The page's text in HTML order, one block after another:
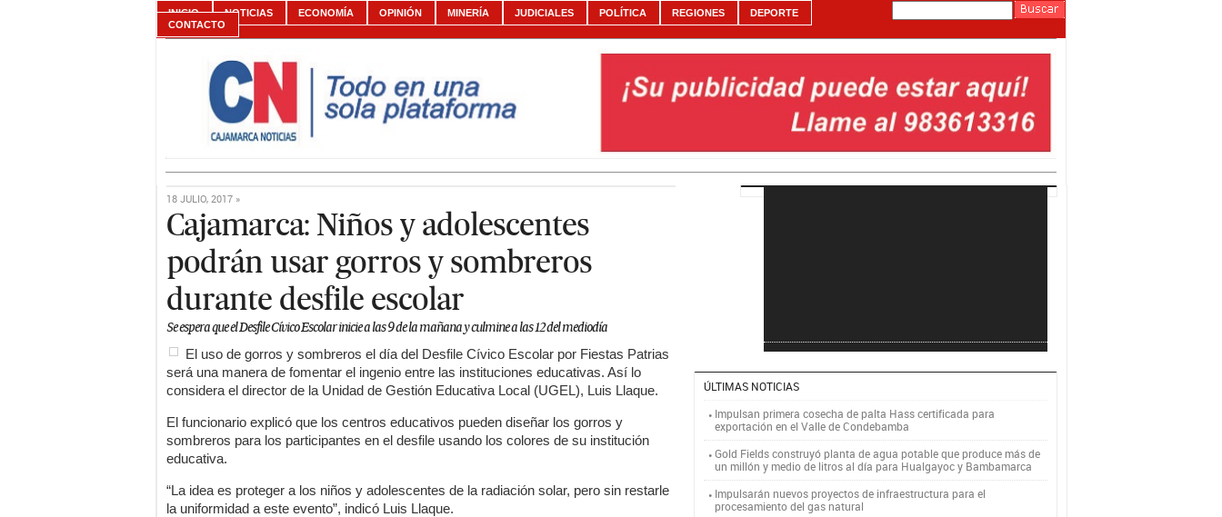
INICIO NOTICIAS ECONOMÍA OPINIÓN MINERÍA JUDICIALES POLÍTICA REGIONES
DEPORTE
CONTACTO
18 JULIO, 2017 »
Cajamarca: Niños y adolescentes
podrán usar gorros y sombreros
durante desfile escolar
Se espera que el Desfile Cívico Escolar inicie a las 9 de la mañana y culmine a las 12 del mediodía
El uso de gorros y sombreros el día del Desfile Cívico Escolar por Fiestas Patrias
será una manera de fomentar el ingenio entre las instituciones educativas. Así lo
considera el director de la Unidad de Gestión Educativa Local (UGEL), Luis Llaque.
El funcionario explicó que los centros educativos pueden diseñar los gorros y
sombreros para los participantes en el desfile usando los colores de su institución
educativa.
“La idea es proteger a los niños y adolescentes de la radiación solar, pero sin restarle
la uniformidad a este evento”, indicó Luis Llaque.
ÚLTIMAS NOTICIAS
Impulsan primera cosecha de palta Hass certificada para
exportación en el Valle de Condebamba
Gold Fields construyó planta de agua potable que produce más de
un millón y medio de litros al día para Hualgayoc y Bambamarca
Impulsarán nuevos proyectos de infraestructura para el
procesamiento del gas natural